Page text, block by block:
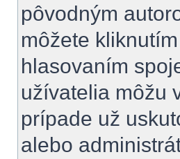
pôvodným
môžete
hlasovaním
užívatelia môžu
prípade už
alebo